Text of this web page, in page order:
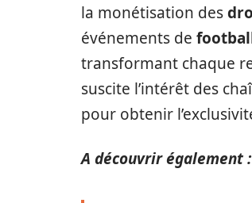
la monétisation des
événements de
transformant chaque
suscite l’intérêt des
pour obtenir
A découvrir également :